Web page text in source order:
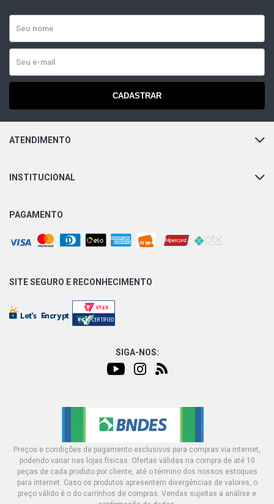
CADASTRAR
ATENDIMENTO
INSTITUCIONAL
PAGAMENTO
SITE SEGURO E RECONHECIMENTO
SIGA-NOS:
Preços e condições de pagamento exclusivos para compras via internet,
podendo variar nas lojas físicas. Ofertas válidas na compra de até 10
peças de cada produto por cliente, até o término dos nossos estoques
para internet. Caso os produtos apresentem divergências de valores, o
preço válido é o do carrinhos de compras. Vendas sujeitas a análise e